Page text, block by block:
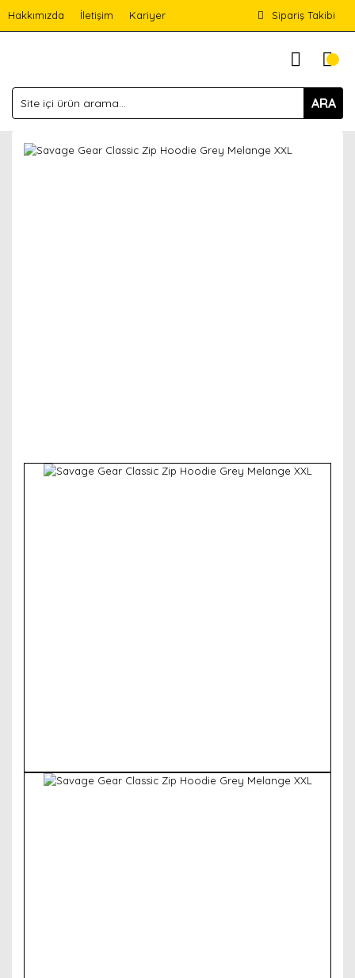
Hakkımızda İletişim Kariyer Sipariş Takibi
ARA